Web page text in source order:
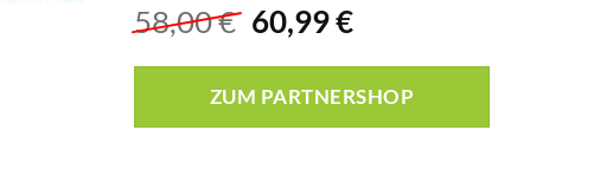
58,00€ Ursprünglicher
Preis
war:
58,00 €
60,99€Aktueller
ist:
60,99 €.
ZUM PARTNERSHOP